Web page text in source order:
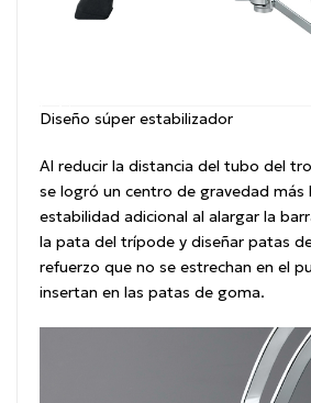
Diseño súper estabilizador
Al reducir la distancia del tubo del
se logró un centro de gravedad más
estabilidad adicional al alargar la
la pata del trípode y diseñar patas
refuerzo que no se estrechan en el
insertan en las patas de goma.